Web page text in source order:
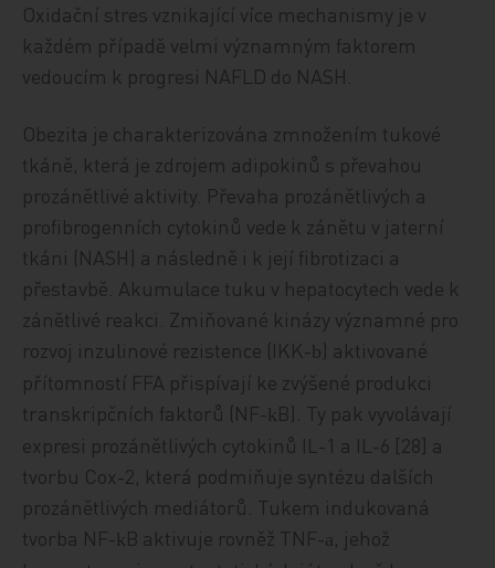
Oxidační stres vznikající více mechanismy je v
každém případě velmi významným faktorem
vedoucím k progresi NAFLD do NASH.
Obezita je charakterizována zmnožením tukové
tkáně, která je zdrojem adipokinů s převahou
prozánětlivé aktivity. Převaha prozánětlivých a
profibrogenních cytokinů vede k zánětu v jaterní
tkáni (NASH) a následně i k její fibrotizaci a
přestavbě. Akumulace tuku v hepatocytech vede k
zánětlivé reakci. Zmiňované kinázy významné pro
rozvoj inzulinové rezistence (IKK-b) aktivované
přítomností FFA přispívají ke zvýšené produkci
transkripčních faktorů (NF-kB). Ty pak vyvolávají
expresi prozánětlivých cytokinů IL-1 a IL-6 [28] a
tvorbu Cox-2, která podmiňuje syntézu dalších
prozánětlivých mediátorů. Tukem indukovaná
tvorba NF-kB aktivuje rovněž TNF-a , jehož